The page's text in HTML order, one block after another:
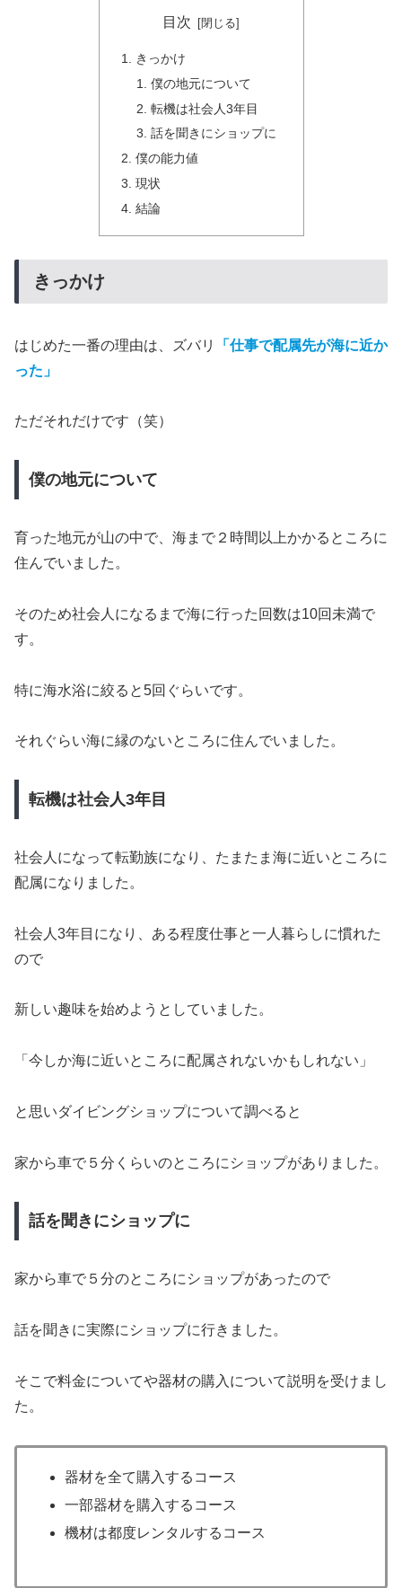
目次
きっかけ
僕の地元について
転機は社会人3年目
話を聞きにショップに
僕の能力値
現状
結論
きっかけ
はじめた一番の理由は、ズバリ
「仕事で配属先が海に近か
った」
ただそれだけです（笑）
僕の地元について
育った地元が山の中で、海まで２時間以上かかるところに
住んでいました。
そのため社会人になるまで海に行った回数は10回未満で
す。
特に海水浴に絞ると5回ぐらいです。
それぐらい海に縁のないところに住んでいました。
転機は社会人3年目
社会人になって転勤族になり、たまたま海に近いところに
配属になりました。
社会人3年目になり、ある程度仕事と一人暮らしに慣れた
ので
新しい趣味を始めようとしていました。
「今しか海に近いところに配属されないかもしれない」
と思いダイビングショップについて調べると
家から車で５分くらいのところにショップがありました。
話を聞きにショップに
家から車で５分のところにショップがあったので
話を聞きに実際にショップに行きました。
そこで料金についてや器材の購入について説明を受けまし
た。
器材を全て購入するコース
一部器材を購入するコース
機材は都度レンタルするコース